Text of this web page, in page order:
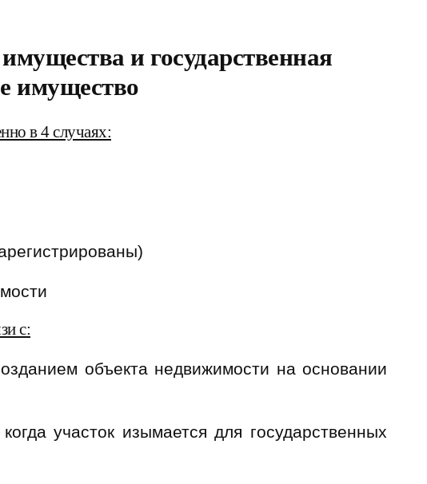
и государственная
имущество
в 4 случаях:
с:
объекта недвижимости на основании
участок изымается для государственных